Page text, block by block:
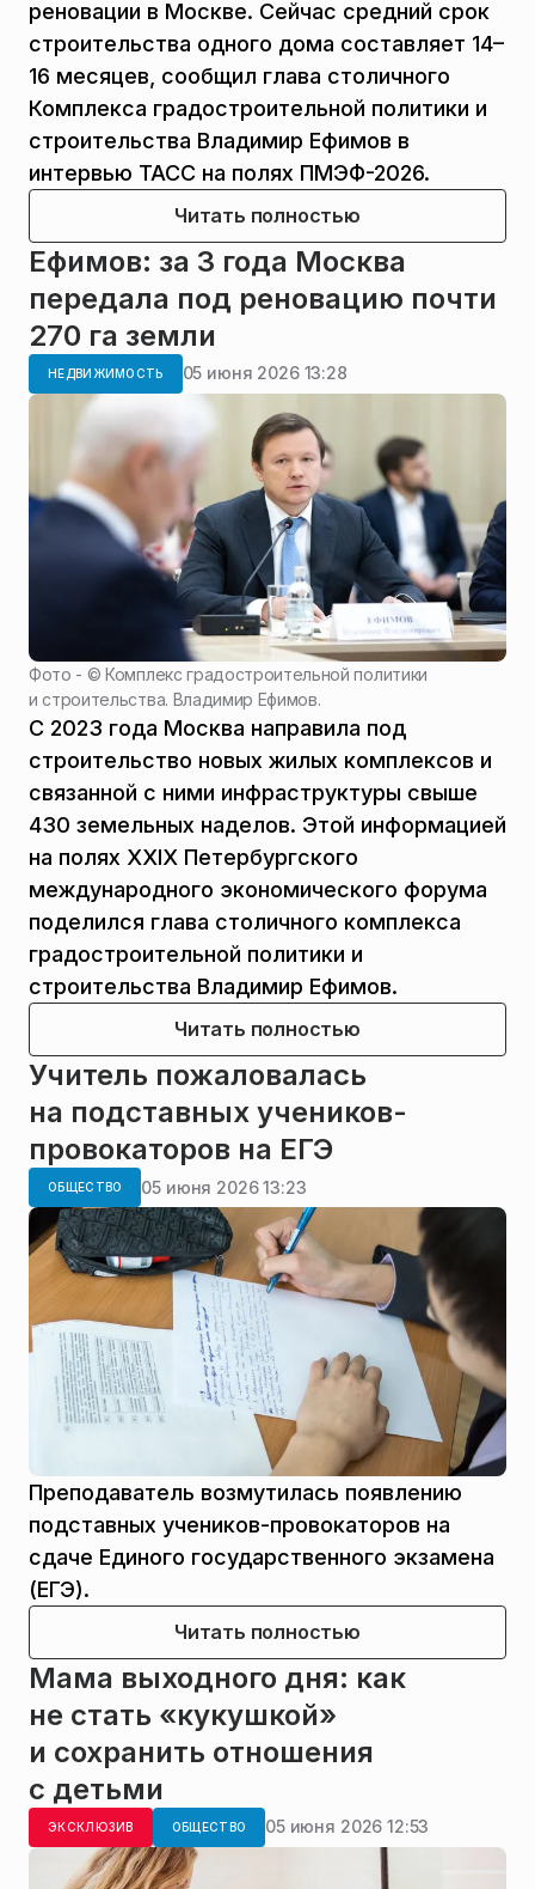
реновации в Москве. Сейчас средний срок
строительства одного дома составляет 14–
16 месяцев, сообщил глава столичного
Комплекса градостроительной политики и
строительства Владимир Ефимов в
интервью ТАСС на полях ПМЭФ-2026.
Читать полностью
Ефимов: за 3 года Москва
передала под реновацию почти
270 га земли
НЕДВИЖИМОСТЬ 05 июня 2026 13:28
Фото - ©Комплекс градостроительной политики
и строительства. Владимир Ефимов.
С 2023 года Москва направила под
строительство новых жилых комплексов и
связанной с ними инфраструктуры свыше
430 земельных наделов. Этой информацией
на полях XXIX Петербургского
международного экономического форума
поделился глава столичного комплекса
градостроительной политики и
строительства Владимир Ефимов.
Читать полностью
Учитель пожаловалась
на подставных учеников-
провокаторов на ЕГЭ
ОБЩЕСТВО 05 июня 2026 13:23
Преподаватель возмутилась появлению
подставных учеников-провокаторов на
сдаче Единого государственного экзамена
(ЕГЭ).
Читать полностью
Мама выходного дня: как
не стать «кукушкой»
и сохранить отношения
с детьми
ЭКСКЛЮЗИВ ОБЩЕСТВО 05 июня 2026 12:53